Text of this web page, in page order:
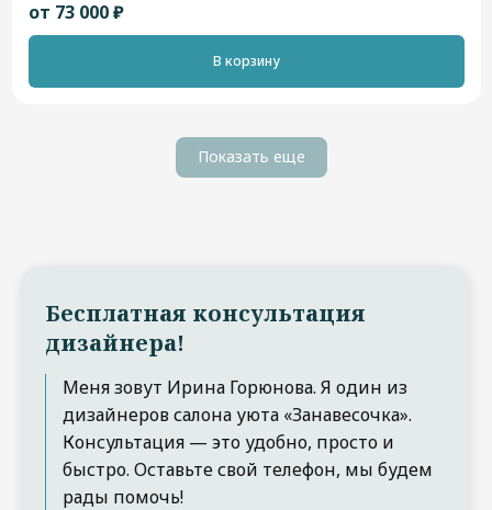
от 73 000 ₽
В корзину
Показать еще
Бесплатная консультация
дизайнера!
Меня зовут Ирина Горюнова. Я один из
дизайнеров салона уюта «Занавесочка».
Консультация — это удобно, просто и
быстро. Оставьте свой телефон, мы будем
рады помочь!